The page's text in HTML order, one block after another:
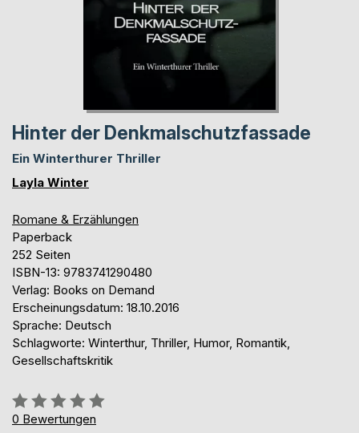
Hinter der Denkmalschutzfassade
Ein Winterthurer Thriller
Layla Winter
Romane & Erzählungen
Paperback
252 Seiten
ISBN-13: 9783741290480
Verlag: Books on Demand
Erscheinungsdatum: 18.10.2016
Sprache: Deutsch
Schlagworte: Winterthur, Thriller, Humor, Romantik,
Gesellschaftskritik
Bewertung::
0%
0 Bewertungen